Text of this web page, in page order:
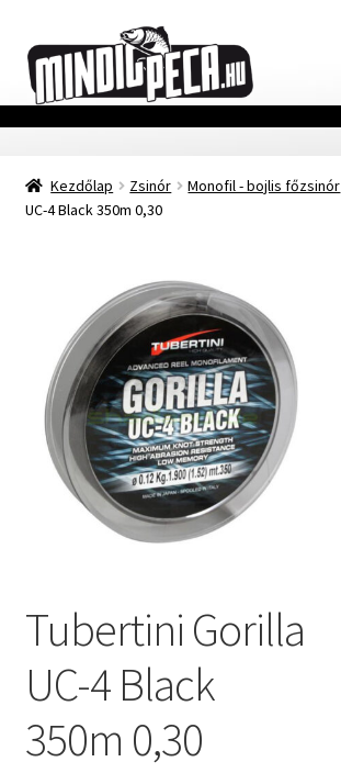
a
navigációhoz
a
tartalomba
Főoldal
Adatvédelmi nyilatkozat
Szállítási Információ
Kapcsolat
Márkák
Mohosz Versenynaptár 2025
Kezdőlap Zsinór Monofil - bojlis főzsinór
UC-4 Black 350m 0,30
Tubertini Gorilla
UC-4 Black
350m 0,30